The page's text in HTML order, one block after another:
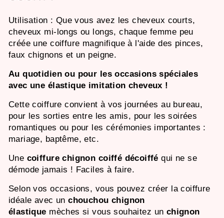
Utilisation : Que vous avez les cheveux courts,
cheveux mi-longs ou longs, chaque femme peu
créée une coiffure magnifique à l'aide des pinces,
faux chignons et un peigne.
Au quotidien ou pour les occasions spéciales
avec une élastique imitation cheveux !
Cette coiffure convient à vos journées au bureau,
pour les sorties entre les amis, pour les soirées
romantiques ou pour les cérémonies importantes :
mariage, baptême, etc.
Une coiffure chignon coiffé décoiffé qui ne se
démode jamais ! Faciles à faire.
Selon vos occasions, vous pouvez créer la coiffure
idéale avec unchouchou chignon
élastique mèches si vous souhaitez un chignon